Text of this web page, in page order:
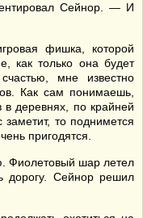
Сейнор. — И
фишка, которой
как только она будет
мне известно
Как сам понимаешь,
в деревнях, по крайней
то поднимется
пригодятся.
Фиолетовый шар летел
дорогу. Сейнор решил